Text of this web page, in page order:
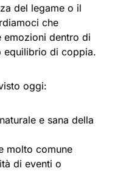
del legame o il
che
emozioni dentro di
equilibrio di coppia.
oggi:
e sana della
molto comune
di eventi o